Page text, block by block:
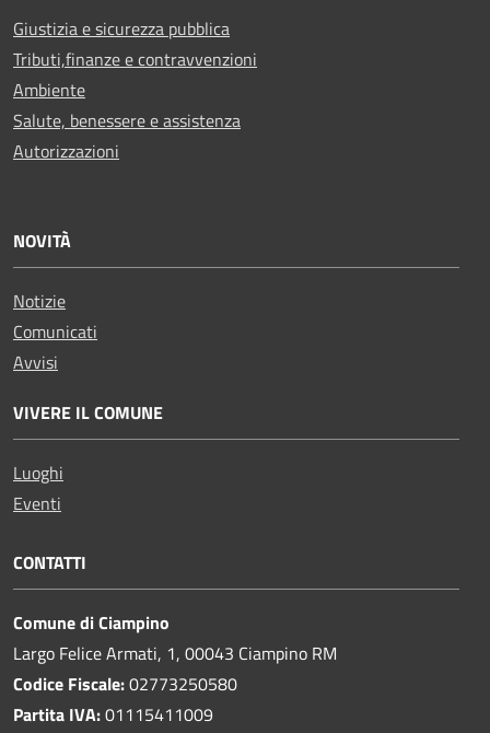
Giustizia e sicurezza pubblica
Tributi,finanze e contravvenzioni
Ambiente
Salute, benessere e assistenza
Autorizzazioni
NOVITÀ
Notizie
Comunicati
Avvisi
VIVERE IL COMUNE
Luoghi
Eventi
CONTATTI
Comune di Ciampino
Largo Felice Armati, 1, 00043 Ciampino RM
Codice Fiscale:02773250580
Partita IVA:01115411009